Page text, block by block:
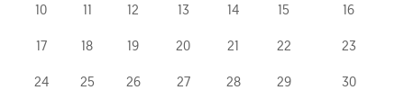
10 11 12 13 14 15 16
17 18 19 20 21 22 23
24 25 26 27 28 29 30